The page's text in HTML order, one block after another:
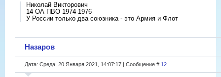
Николай Викторович
14 ОА ПВО 1974-1976
У России только два союзника - это Армия и Флот
Назаров
Дата: Среда, 20 Января 2021, 14:07:17 | Сообщение # 12